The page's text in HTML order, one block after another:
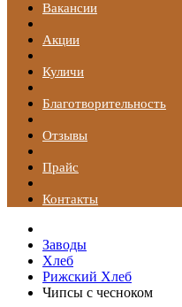
Вакансии
Акции
Куличи
Благотворительность
Отзывы
Прайс
Контакты
Заводы
Хлеб
Рижский Хлеб
Чипсы с чесноком